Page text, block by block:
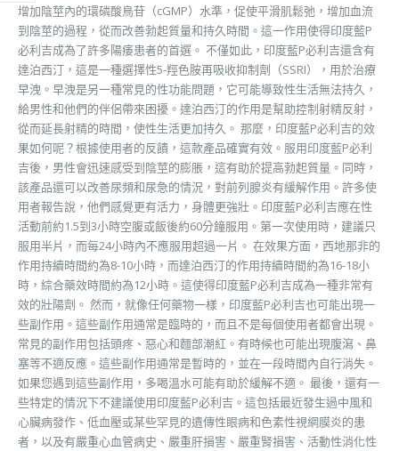
增加陰莖內的環磷酸鳥苷（cGMP）水準，促使平滑肌鬆弛，增加血流
到陰莖的過程，從而改善勃起質量和持久時間。這一作用使得印度藍P
必利吉成為了許多陽痿患者的首選。 不僅如此，印度藍P必利吉還含有
達泊西汀，這是一種選擇性5-羥色胺再吸收抑制劑（SSRI），用於治療
早洩。早洩是另一種常見的性功能問題，它可能導致性生活無法持久，
給男性和他們的伴侶帶來困擾。達泊西汀的作用是幫助控制射精反射，
從而延長射精的時間，使性生活更加持久。 那麼，印度藍P必利吉的效
果如何呢？根據使用者的反饋，這款產品確實有效。服用印度藍P必利
吉後，男性會迅速感受到陰莖的膨脹，這有助於提高勃起質量。同時，
該產品還可以改善尿頻和尿急的情況，對前列腺炎有緩解作用。許多使
用者報告說，他們感覺更有活力，身體更強壯。印度藍P必利吉應在性
活動前約1.5到3小時空腹或飯後約60分鐘服用。第一次使用時，建議只
服用半片，而每24小時內不應服用超過一片。 在效果方面，西地那非的
作用持續時間約為8-10小時，而達泊西汀的作用持續時間約為16-18小
時，綜合藥效時間約為12小時。這使得印度藍P必利吉成為一種非常有
效的壯陽劑。 然而，就像任何藥物一樣，印度藍P必利吉也可能出現一
些副作用。這些副作用通常是臨時的，而且不是每個使用者都會出現。
常見的副作用包括頭疼、惡心和麵部潮紅。有時候也可能出現腹瀉、鼻
塞等不適反應。這些副作用通常是暫時的，並在一段時間內自行消失。
如果您遇到這些副作用，多喝溫水可能有助於緩解不適。 最後，還有一
些特定的情況下不建議使用印度藍P必利吉。這包括最近發生過中風和
心臟病發作、低血壓或某些罕見的遺傳性眼病和色素性視網膜炎的患
者，以及有嚴重心血管病史、嚴重肝損害、嚴重腎損害、活動性消化性